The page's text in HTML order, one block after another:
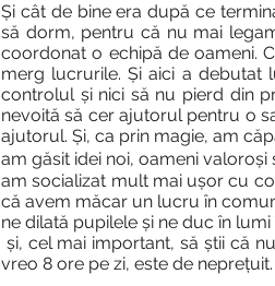
BACK TO WORK
Și cât de bine era după ce
să dorm, pentru că nu mai
coordonat o echipă de oameni.
merg lucrurile. Și aici a debutat
controlul și nici să nu pierd din
nevoită să cer ajutorul pentru o
ajutorul. Și, ca prin magie, am
am găsit idei noi, oameni
am socializat mult mai ușor cu
că avem măcar un lucru în
ne dilată pupilele și ne duc în
și, cel mai important, să știi că
vreo 8 ore pe zi, este de neprețuit.